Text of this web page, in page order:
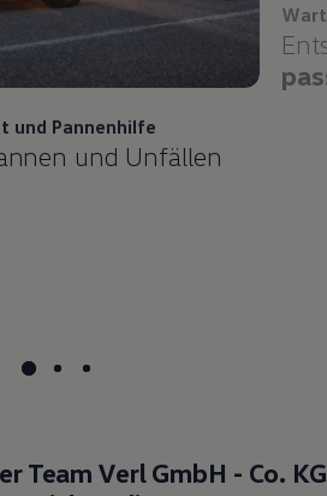
und Pannenhilfe
und Unfällen
Team Verl GmbH - Co. KG